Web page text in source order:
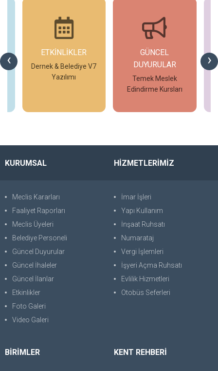
‹ ›
ETKİNLİKLER
Dernek & Belediye V7
Yazılımı
GÜNCEL
DUYURULAR
Temek Meslek
Edindirme Kursları
KURUMSAL
Meclis Kararları
Faaliyet Raporları
Meclis Üyeleri
Belediye Personeli
Güncel Duyurular
Güncel İhaleler
Güncel İlanlar
Etkinlikler
Foto Galeri
Video Galeri
HİZMETLERİMİZ
İmar İşleri
Yapı Kullanım
İnşaat Ruhsatı
Numarataj
Vergi İşlemleri
İşyeri Açma Ruhsatı
Evlilik Hizmetleri
Otobüs Seferleri
BİRİMLER KENT REHBERİ